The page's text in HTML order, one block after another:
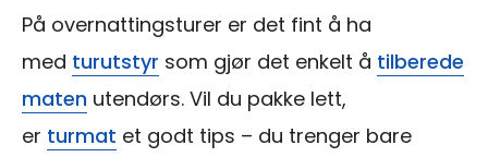
På overnattingsturer er det fint å ha
med turutstyr som gjør det enkelt å tilberede
maten utendørs. Vil du pakke lett,
er turmat et godt tips – du trenger bare